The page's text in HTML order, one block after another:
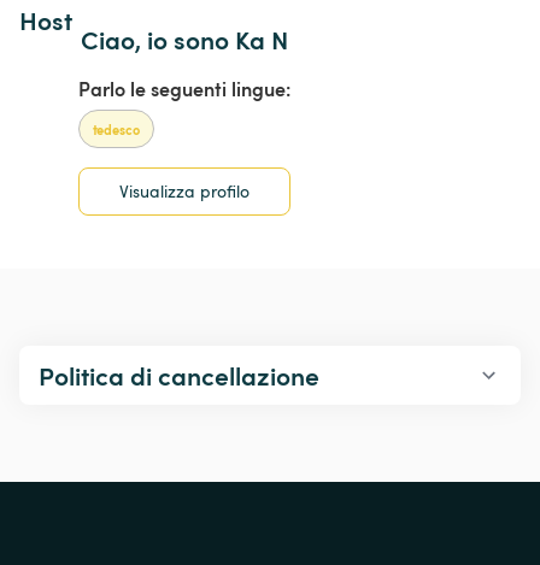
Host
Ciao, io sono Ka N
Parlo le seguenti lingue:
tedesco
Visualizza profilo
Politica di cancellazione